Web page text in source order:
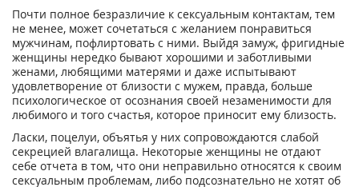
Почти полное безразличие к сексуальным контактам, тем
не менее, может сочетаться с желанием понравиться
мужчинам, пофлиртовать с ними. Выйдя замуж, фригидные
женщины нередко бывают хорошими и заботливыми
женами, любящими матерями и даже испытывают
удовлетворение от близости с мужем, правда, больше
психологическое от осознания своей незаменимости для
любимого и того счастья, которое приносит ему близость.
Ласки, поцелуи, объятья у них сопровождаются слабой
секрецией влагалища. Некоторые женщины не отдают
себе отчета в том, что они неправильно относятся к своим
сексуальным проблемам, либо подсознательно не хотят об